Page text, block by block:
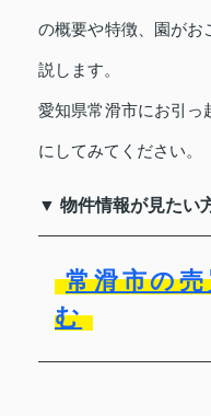
の概要や特徴、園がお
説します。
愛知県常滑市にお引っ
にしてみてください。
▼ 物件情報が見たい
常滑市の
む